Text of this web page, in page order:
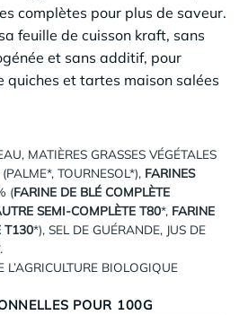
complètes pour plus de saveur.
feuille de cuisson kraft, sans
et sans additif, pour
quiches et tartes maison salées
MATIÈRES GRASSES VÉGÉTALES
TOURNESOL*), FARINES
(FARINE DE BLÉ COMPLÈTE
SEMI-COMPLÈTE T80*, FARINE
T130*), SEL DE GUÉRANDE, JUS DE
BIOLOGIQUE
POUR 100G